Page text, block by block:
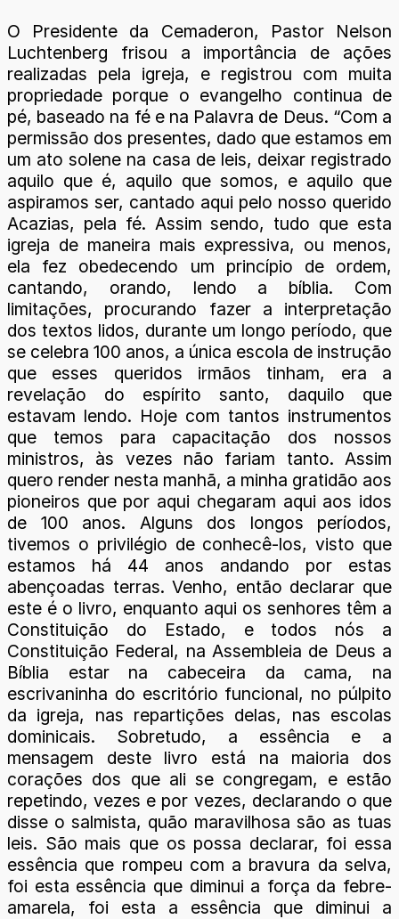
O Presidente da Cemaderon, Pastor Nelson
Luchtenberg frisou a importância de ações
realizadas pela igreja, e registrou com muita
propriedade porque o evangelho continua de
pé, baseado na fé e na Palavra de Deus. “Com a
permissão dos presentes, dado que estamos em
um ato solene na casa de leis, deixar registrado
aquilo que é, aquilo que somos, e aquilo que
aspiramos ser, cantado aqui pelo nosso querido
Acazias, pela fé. Assim sendo, tudo que esta
igreja de maneira mais expressiva, ou menos,
ela fez obedecendo um princípio de ordem,
cantando, orando, lendo a bíblia. Com
limitações, procurando fazer a interpretação
dos textos lidos, durante um longo período, que
se celebra 100 anos, a única escola de instrução
que esses queridos irmãos tinham, era a
revelação do espírito santo, daquilo que
estavam lendo. Hoje com tantos instrumentos
que temos para capacitação dos nossos
ministros, às vezes não fariam tanto. Assim
quero render nesta manhã, a minha gratidão aos
pioneiros que por aqui chegaram aqui aos idos
de 100 anos. Alguns dos longos períodos,
tivemos o privilégio de conhecê-los, visto que
estamos há 44 anos andando por estas
abençoadas terras. Venho, então declarar que
este é o livro, enquanto aqui os senhores têm a
Constituição do Estado, e todos nós a
Constituição Federal, na Assembleia de Deus a
Bíblia estar na cabeceira da cama, na
escrivaninha do escritório funcional, no púlpito
da igreja, nas repartições delas, nas escolas
dominicais. Sobretudo, a essência e a
mensagem deste livro está na maioria dos
corações dos que ali se congregam, e estão
repetindo, vezes e por vezes, declarando o que
disse o salmista, quão maravilhosa são as tuas
leis. São mais que os possa declarar, foi essa
essência que rompeu com a bravura da selva,
foi esta essência que diminui a força da febre-
amarela, foi esta a essência que diminui a